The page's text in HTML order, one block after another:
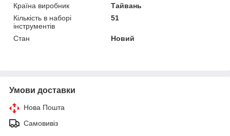
Країна виробник
Тайвань
Кількість в наборі
інструментів
51
Стан Новий
Умови доставки
Нова Пошта
Самовивіз